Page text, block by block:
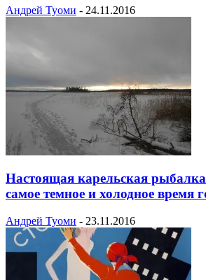
Андрей Туоми - 24.11.2016
Настоящая карельская
самое темное и холодное время
Андрей Туоми - 23.11.2016